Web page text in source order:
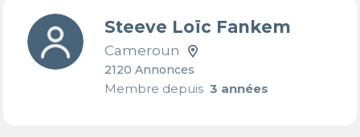
Steeve Loïc Fankem
Cameroun
2120 Annonces
Membre depuis3 années